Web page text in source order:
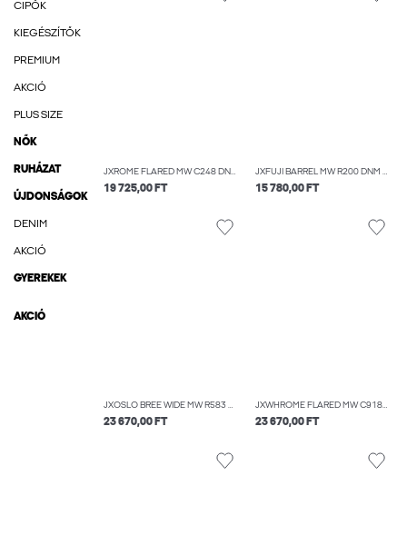
CIPŐK
KIEGÉSZÍTŐK
PREMIUM
AKCIÓ
PLUS SIZE
NŐK
RUHÁZAT
ÚJDONSÁGOK
DENIM
AKCIÓ
GYEREKEK
AKCIÓ
JXROME FLARED MW C248 DNM NOOS
19 725,00 FT
JXFUJI BARREL MW R200 DNM NOOS
15 780,00 FT
JXOSLO BREE WIDE MW R583 DNM
23 670,00 FT
JXWHROME FLARED MW C9187 JEANS DNM
23 670,00 FT